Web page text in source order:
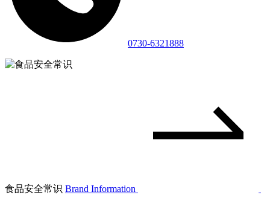
0730-6321888
食品安全常识 Brand Information